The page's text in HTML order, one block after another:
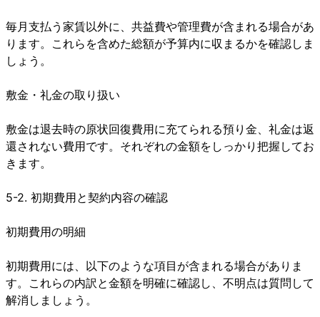
毎月支払う家賃以外に、共益費や管理費が含まれる場合があ
ります。これらを含めた総額が予算内に収まるかを確認しま
しょう。
敷金・礼金の取り扱い
敷金は退去時の原状回復費用に充てられる預り金、礼金は返
還されない費用です。それぞれの金額をしっかり把握してお
きます。
5-2. 初期費用と契約内容の確認
初期費用の明細
初期費用には、以下のような項目が含まれる場合がありま
す。これらの内訳と金額を明確に確認し、不明点は質問して
解消しましょう。